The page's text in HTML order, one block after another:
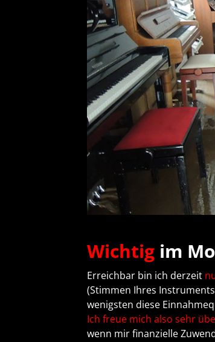
Wichtig im
Erreichbar bin ich derzeit
(Stimmen Ihres
wenigsten diese
Ich freue mich also sehr
wenn mir finanzielle